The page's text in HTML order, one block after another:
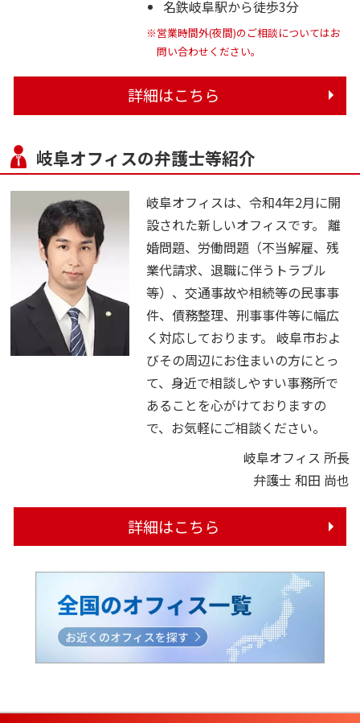
名鉄岐阜駅から徒歩3分
※営業時間外(夜間)のご相談についてはお
問い合わせください。
詳細はこちら
岐阜オフィスの弁護士等紹介
岐阜オフィスは、令和4年2月に開
設された新しいオフィスです。 離
婚問題、労働問題（不当解雇、残
業代請求、退職に伴うトラブル
等）、交通事故や相続等の民事事
件、債務整理、刑事事件等に幅広
く対応しております。 岐阜市およ
びその周辺にお住まいの方にとっ
て、身近で相談しやすい事務所で
あることを心がけておりますの
で、お気軽にご相談ください。
岐阜オフィス 所長
弁護士 和田 尚也
詳細はこちら